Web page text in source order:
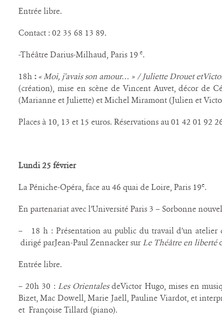
Entrée libre.
Contact : 02 35 68 13 89.
-Théâtre Darius-Milhaud, Paris 19 e.
18h : « Moi, j’avais son amour… » / Juliette Drouet
(création), mise en scène de Vincent Auvet, décor de
(Marianne et Juliette) et Michel Miramont (Julien et
Places à 10, 13 et 15 euros. Réservations au 01 42 01 92
Lundi 25 février
La Péniche-Opéra, face au 46 quai de Loire, Paris 19e.
En partenariat avec l’Université Paris 3 – Sorbonne
– 18 h : Présentation au public du travail d’un atelier
dirigé parJean-Paul Zennacker sur Le Théâtre en liberté
Entrée libre.
– 20h 30 : Les OrientalesdeVictor Hugo, mises en
Bizet, Mac Dowell, Marie Jaëll, Pauline Viardot, et
et Françoise Tillard (piano).